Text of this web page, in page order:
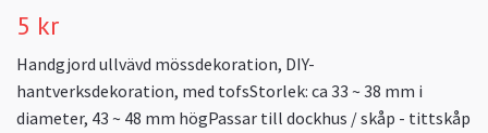
5 kr
Handgjord ullvävd mössdekoration, DIY-
hantverksdekoration, med tofsStorlek: ca 33 ~ 38 mm i
diameter, 43 ~ 48 mm högPassar till dockhus / skåp - tittskåp